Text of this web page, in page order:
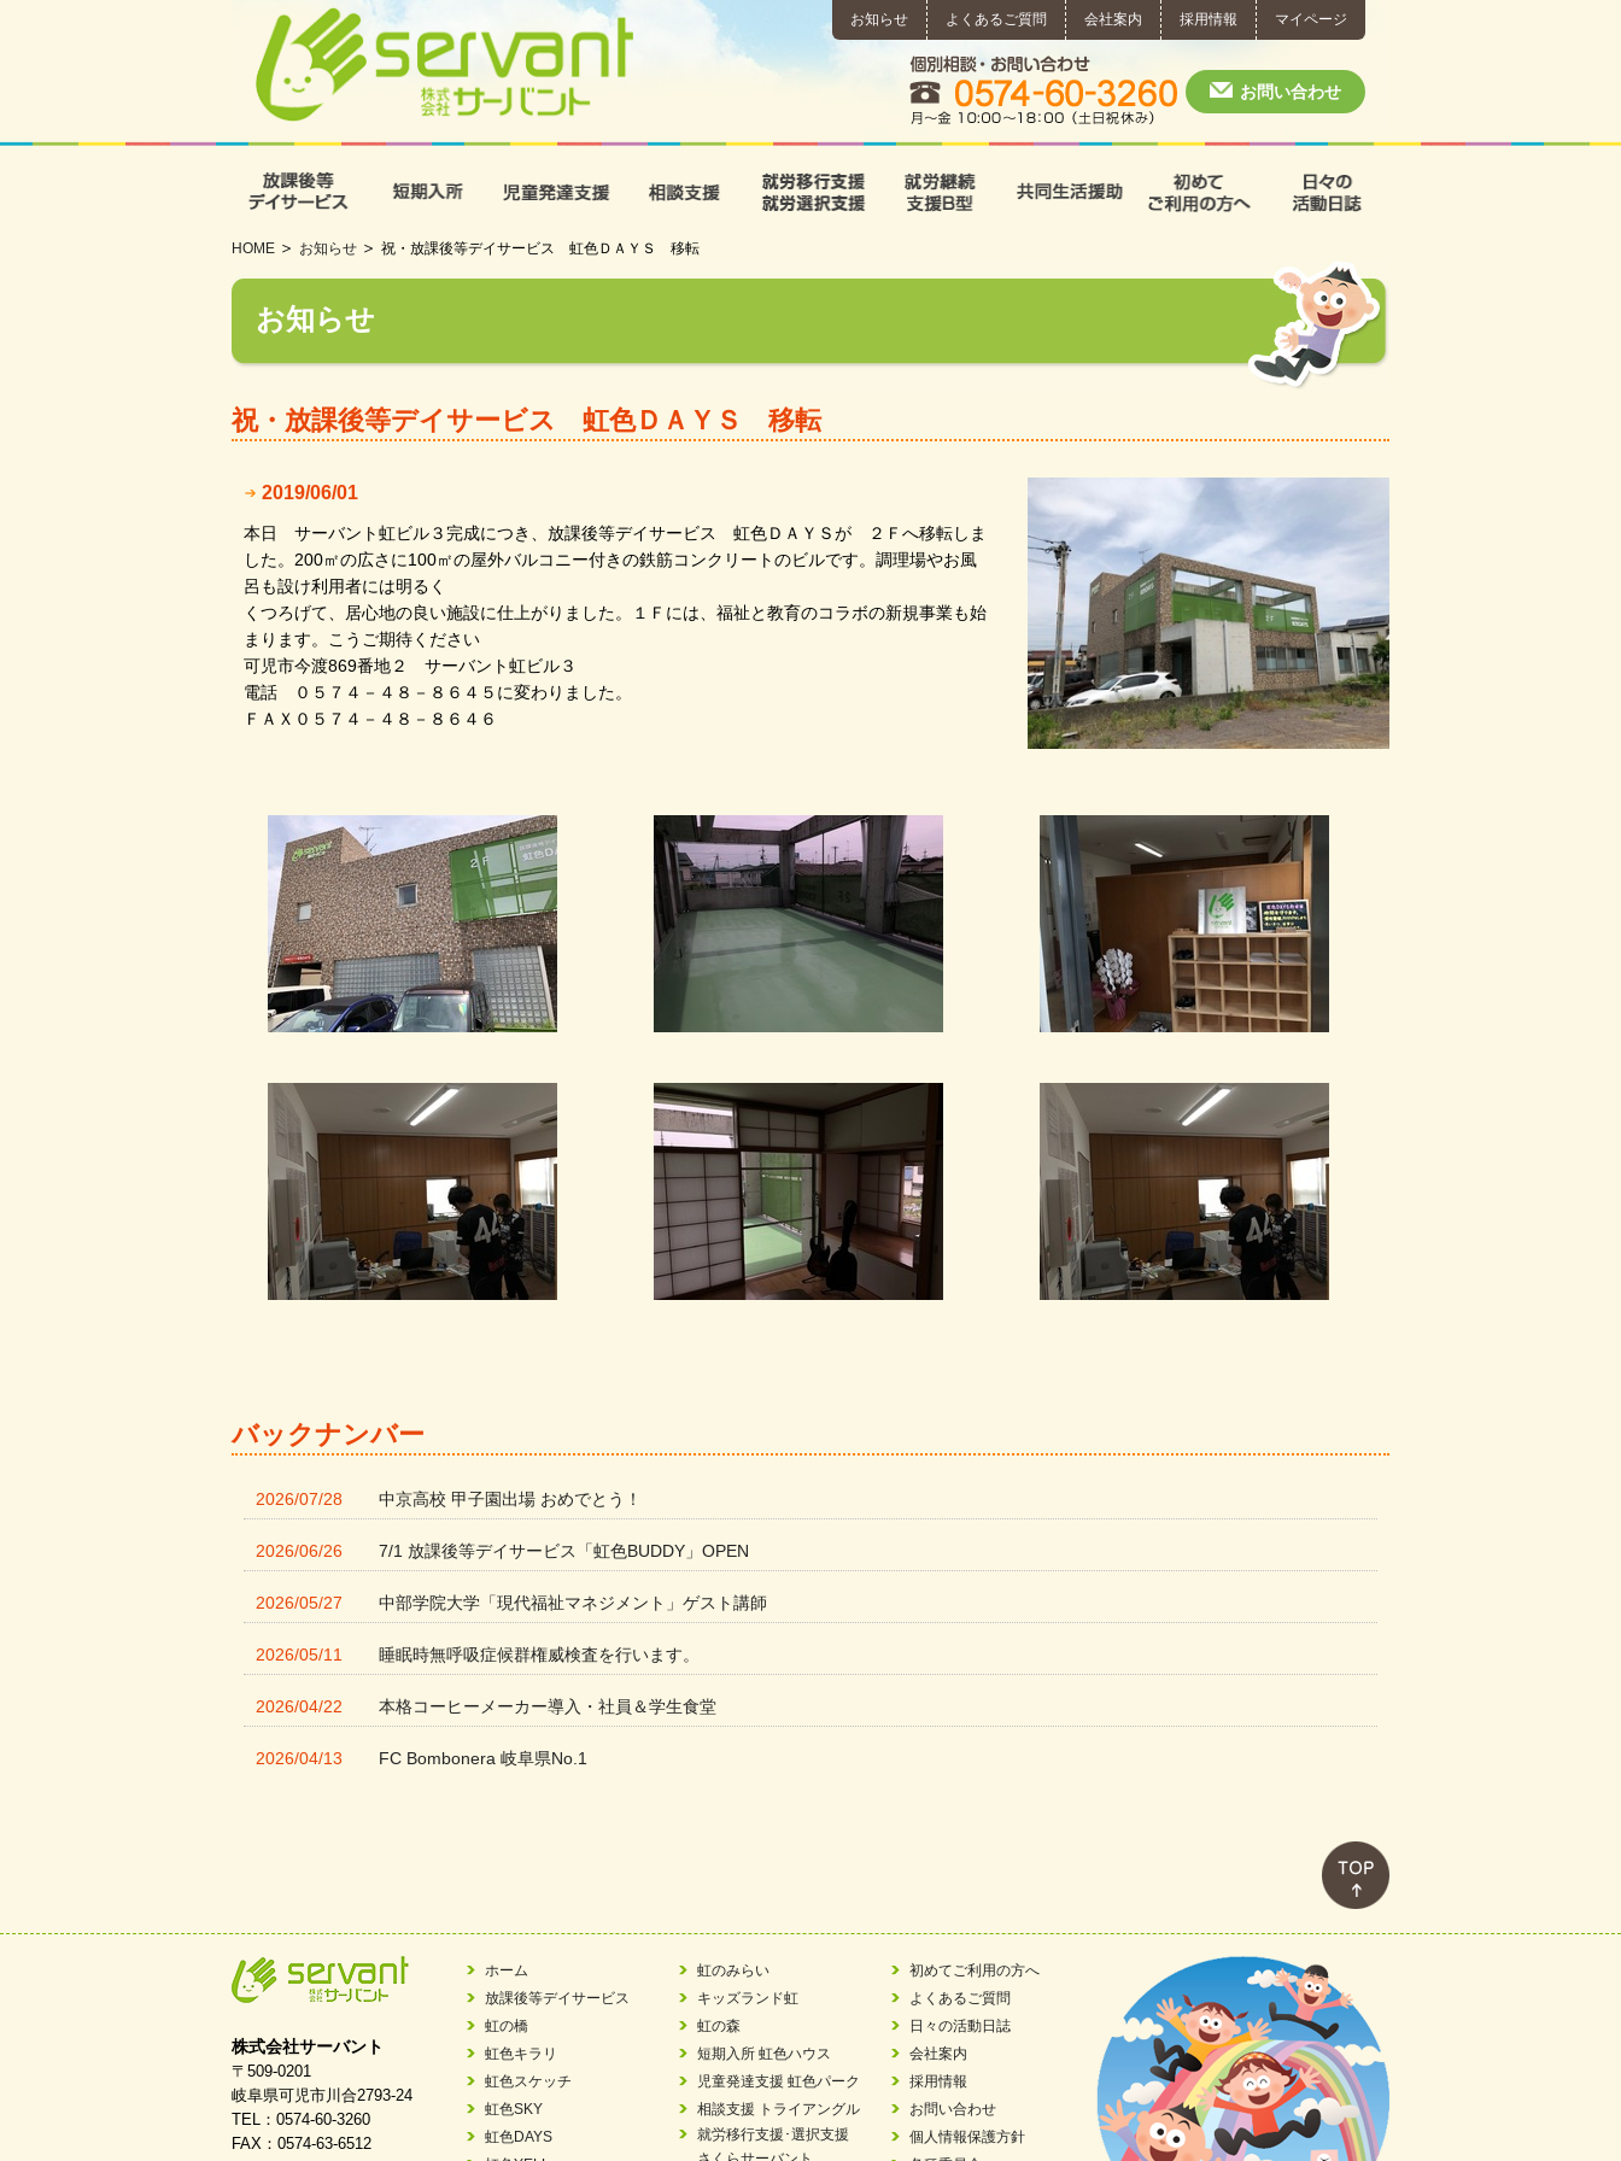
お知らせ よくあるご質問 会社案内 採用情報 マイページ
個別相談・お問い合わせ
お問い合わせ
相談支援 就労移行支援･就労選択支援
HOME お知らせ 祝・放課後等デイサービス 虹色ＤＡＹＳ 移転
お知らせ
祝・放課後等デイサービス 虹色ＤＡＹＳ 移転
2019/06/01
本日 サーバント虹ビル３完成につき、放課後等デイサービス 虹色ＤＡＹＳが ２Ｆへ移転しま
した。200㎡の広さに100㎡の屋外バルコニー付きの鉄筋コンクリートのビルです。調理場やお風
呂も設け利用者には明るく
くつろげて、居心地の良い施設に仕上がりました。１Ｆには、福祉と教育のコラボの新規事業も始
まります。こうご期待ください
可児市今渡869番地２ サーバント虹ビル３
電話 ０５７４－４８－８６４５に変わりました。
ＦＡＸ０５７４－４８－８６４６
バックナンバー
2026/07/28 中京高校 甲子園出場 おめでとう！
2026/06/26 7/1 放課後等デイサービス「虹色BUDDY」OPEN
2026/05/27 中部学院大学「現代福祉マネジメント」ゲスト講師
2026/05/11 睡眠時無呼吸症候群権威検査を行います。
2026/04/22 本格コーヒーメーカー導入・社員＆学生食堂
2026/04/13 FC Bombonera 岐阜県No.1
2026/02/06 岐阜県「働いてもらい方改革」優良事例集に掲載されました
FC ボンボ ジュニア 稼働中 ～体験募集しています。
2025/06/10
2025/05/07 2025年6月中旬 OPEN 放課後等デイサービス「Fc Bombo Junior」
株式会社サーバント
〒509-0201
岐阜県可児市川合2793-24
TEL：0574-60-3260
FAX：0574-63-6512
ホーム
放課後等デイサービス
虹の橋
虹色キラリ
虹色スケッチ
虹色SKY
虹色DAYS
虹のみらい
キッズランド虹
虹の森
短期入所 虹色ハウス
児童発達支援 虹色パーク
相談支援 トライアングル
就労移行支援･選択支援
初めてご利用の方へ
よくあるご質問
日々の活動日誌
会社案内
採用情報
お問い合わせ
個人情報保護方針